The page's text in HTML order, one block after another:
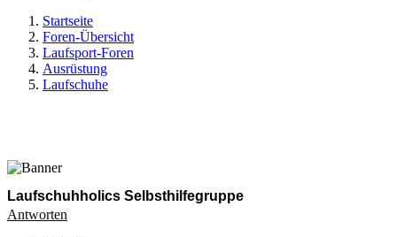
Startseite
Foren-Übersicht
Laufsport-Foren
Ausrüstung
Laufschuhe
Laufschuhholics Selbsthilfegruppe
Antworten